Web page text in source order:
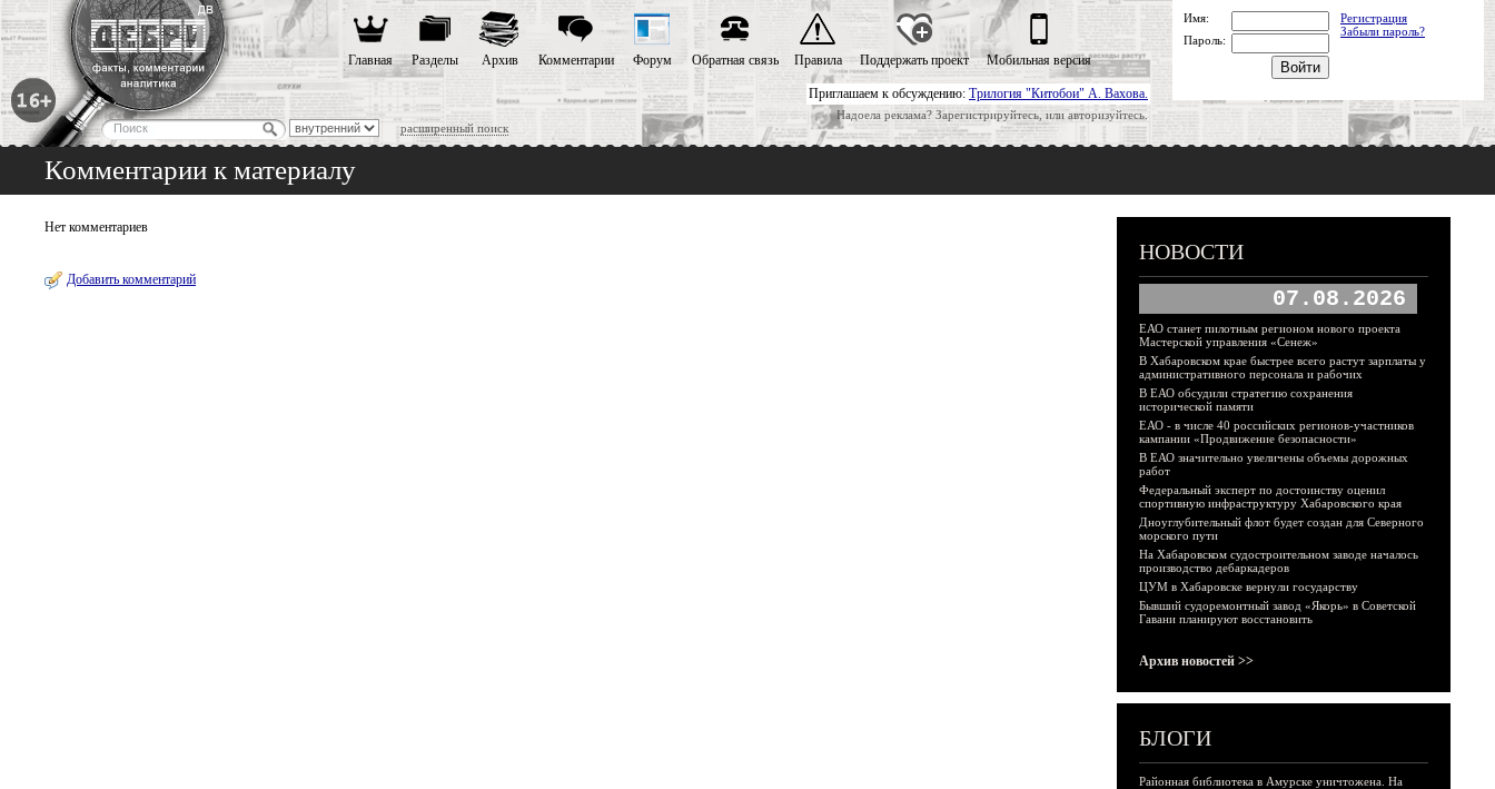
Приглашаем к обсуждению: Трилогия "Китобои" А. Вахова.
Надоела реклама? Зарегистрируйтесь, или авторизуйтесь.
расширенный поиск
Главная Разделы Архив Комментарии Форум Обратная связь Правила Поддержать проект Мобильная версия
Имя:
Регистрация
Забыли пароль?
Пароль:
Комментарии к материалу
Нет комментариев
Добавить комментарий
НОВОСТИ
07.08.2026
ЕАО станет пилотным регионом нового проекта
Мастерской управления «Сенеж»
В Хабаровском крае быстрее всего растут зарплаты у
административного персонала и рабочих
В ЕАО обсудили стратегию сохранения
исторической памяти
ЕАО - в числе 40 российских регионов-участников
кампании «Продвижение безопасности»
В ЕАО значительно увеличены объемы дорожных
работ
Федеральный эксперт по достоинству оценил
спортивную инфраструктуру Хабаровского края
Дноуглубительный флот будет создан для Северного
морского пути
На Хабаровском судостроительном заводе началось
производство дебаркадеров
ЦУМ в Хабаровске вернули государству
Бывший судоремонтный завод «Якорь» в Советской
Гавани планируют восстановить
Архив новостей >>
БЛОГИ
Районная библиотека в Амурске уничтожена. На